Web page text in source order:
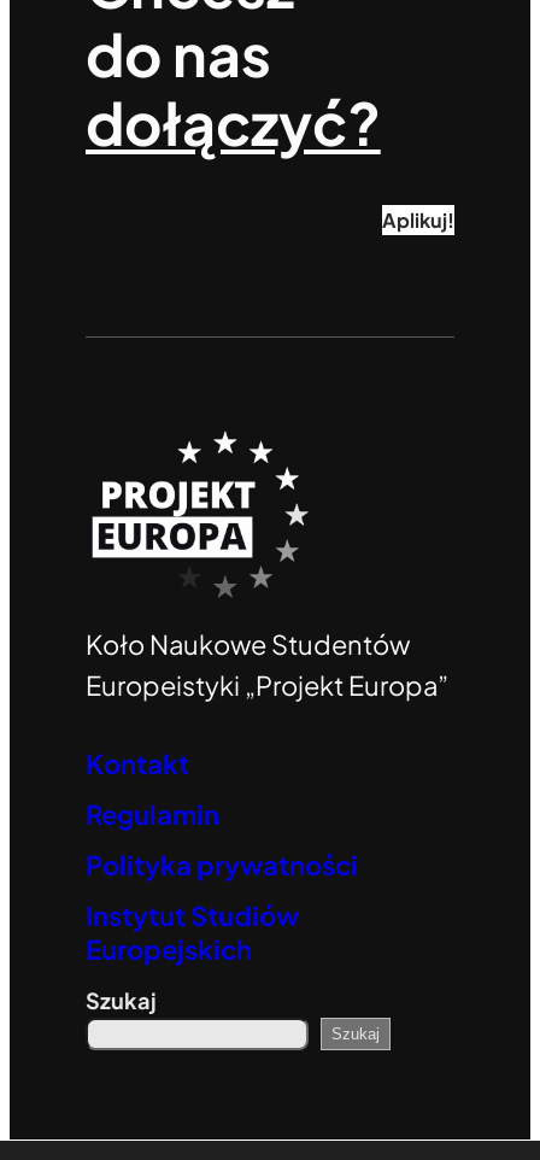
do nas
dołączyć?
Aplikuj!
Koło Naukowe Studentów
Europeistyki „Projekt Europa”
Kontakt
Regulamin
Polityka prywatności
Instytut Studiów
Europejskich
Szukaj
Szukaj
© 2023. All rights reserved.